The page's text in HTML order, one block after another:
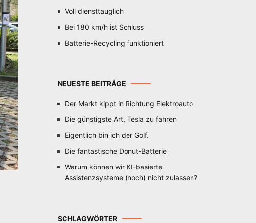
Voll diensttauglich
Bei 180 km/h ist Schluss
Batterie-Recycling funktioniert
NEUESTE BEITRÄGE
Der Markt kippt in Richtung Elektroauto
Die günstigste Art, Tesla zu fahren
Eigentlich bin ich der Golf.
Die fantastische Donut-Batterie
Warum können wir KI-basierte
Assistenzsysteme (noch) nicht zulassen?
SCHLAGWÖRTER